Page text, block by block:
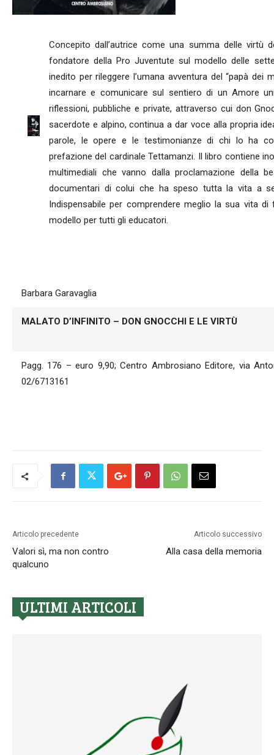
Concepito dall’autrice come una summa delle virtù
fondatore della Pro Juventute sul modello delle
inedito per rileggere l’umana avventura del “papà dei
incarnare e comunicare sul sentiero di un Amore
riflessioni, pubbliche e private, attraverso cui don
sacerdote e alpino, continua a dar voce alla propria
parole, le opere e le testimonianze di chi lo ha
prefazione del cardinale Tettamanzi. Il libro contiene
multimediali che vanno dalla proclamazione della
documentari di colui che ha speso tutta la vita a
Indispensabile per comprendere meglio la sua vita
modello per tutti gli educatori.
Barbara Garavaglia
MALATO D’INFINITO – DON GNOCCHI E LE VIRTÙ
Pagg. 176 – euro 9,90; Centro Ambrosiano Editore, via
02/6713161
Articolo precedente
Valori sì, ma non contro
qualcuno
Articolo successivo
Alla casa della memoria
ULTIMI ARTICOLI